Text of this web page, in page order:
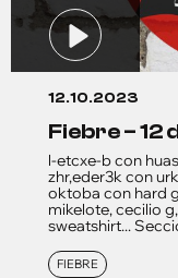
12.10.2023
fiebre –
l-etcxe-b con
zhr,eder3k con
oktoba con hard
mikelote, cecilio
sweatshirt...
FIEBRE